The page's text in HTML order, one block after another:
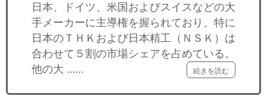
リサーチ
セミナー
経済ニュース
日本、ドイツ、米国およびスイスなどの大
手メーカーに主導権を握られており、特に
日本のＴＨＫおよび日本精工（ＮＳＫ）は
合わせて５割の市場シェアを占めている。
他の大 ……
続きを読む